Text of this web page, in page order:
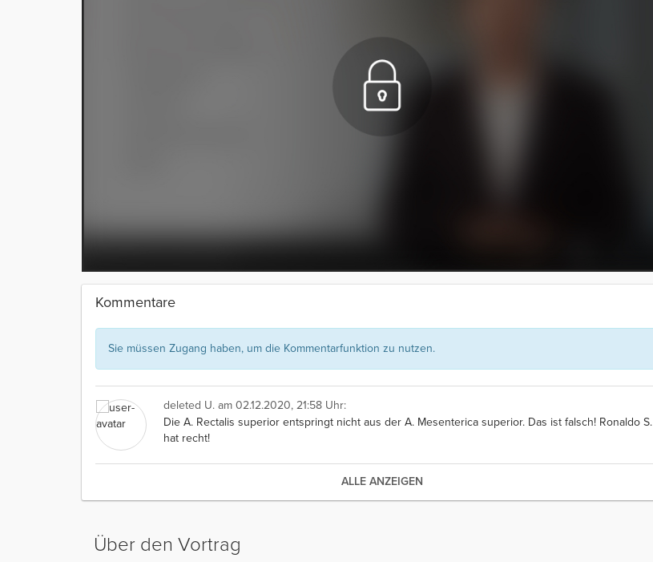
Kommentare
Sie müssen Zugang haben, um die Kommentarfunktion zu nutzen.
deleted U. am 02.12.2020, 21:58 Uhr:
Die A. Rectalis superior entspringt nicht aus der A. Mesenterica superior. Das ist falsch! Ronaldo S.
hat recht!
ALLE ANZEIGEN
Über den Vortrag